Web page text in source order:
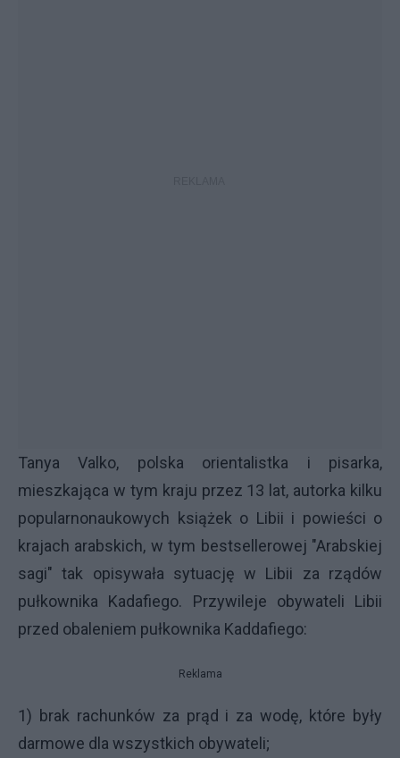
Tanya Valko, polska orientalistka i pisarka,
mieszkająca w tym kraju przez 13 lat, autorka kilku
popularnonaukowych książek o Libii i powieści o
krajach arabskich, w tym bestsellerowej "Arabskiej
sagi" tak opisywała sytuację w Libii za rządów
pułkownika Kadafiego. Przywileje obywateli Libii
przed obaleniem pułkownika Kaddafiego:
Reklama
1) brak rachunków za prąd i za wodę, które były
darmowe dla wszystkich obywateli;